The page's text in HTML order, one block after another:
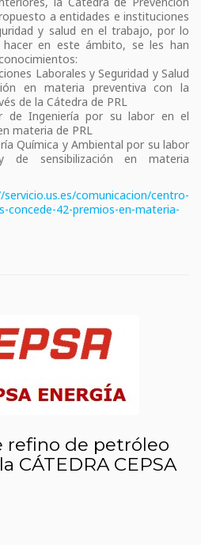
a entidades e instituciones
y salud en el trabajo, por lo
en este ámbito, se les han
Laborales y Seguridad y Salud
en materia preventiva con la
de la Cátedra de PRL
de Ingeniería por su labor en el
materia de PRL
Química y Ambiental por su labor
de sensibilización en materia
comunicacion/centro-
concede-42-premios-en-materia-
refino de petróleo
CÁTEDRA CEPSA